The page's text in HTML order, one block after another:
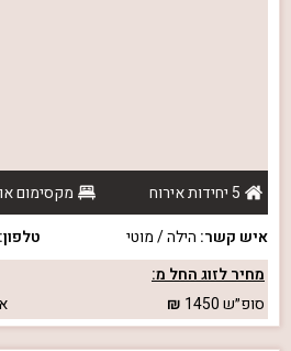
5 יחידות אירוח
מקסימום
איש קשר: הילה / מוטי טלפון:
מחיר לזוג החל מ:
סופ״ש1450